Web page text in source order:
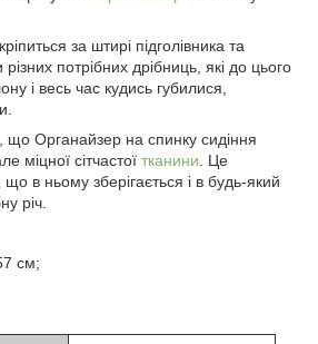
за штирі підголівника та
потрібних дрібниць, які до цього
і весь час кудись губилися,
Органайзер на спинку сидіння
міцної сітчастої тканини . Це
в ньому зберігається і в будь-який
річ.
см;